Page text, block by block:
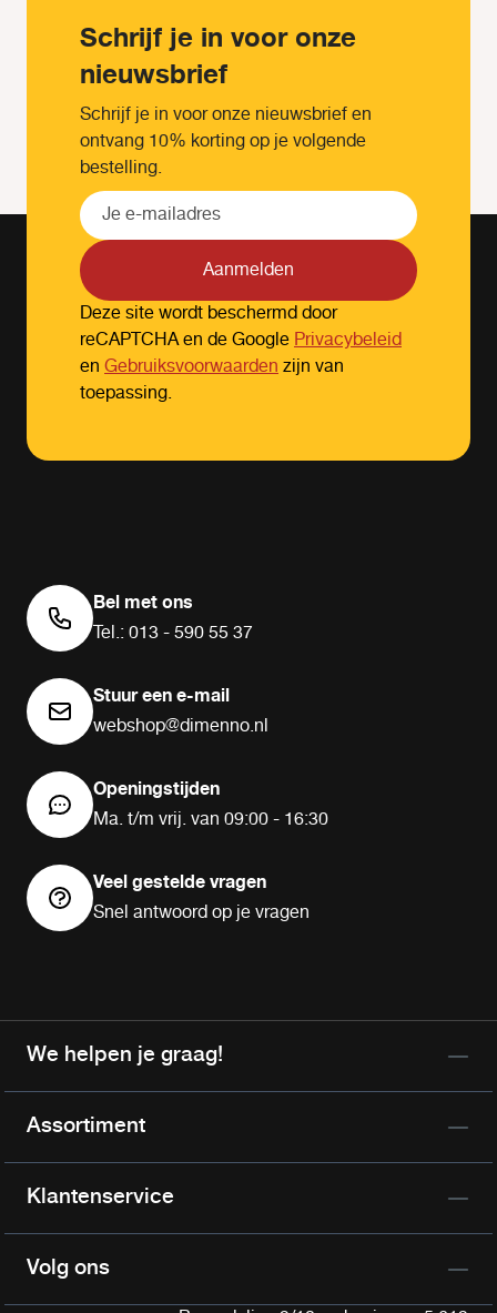
Schrijf je in voor onze
nieuwsbrief
Schrijf je in voor onze nieuwsbrief en
ontvang 10% korting op je volgende
bestelling.
Aanmelden
Deze site wordt beschermd door
reCAPTCHA en de GooglePrivacybeleid
en Gebruiksvoorwaardenzijn van
toepassing.
Bel met ons
Tel.: 013 - 590 55 37
Stuur een e-mail
webshop@dimenno.nl
Openingstijden
Ma. t/m vrij. van 09:00 - 16:30
Veel gestelde vragen
Snel antwoord op je vragen
We helpen je graag!
Assortiment
Klantenservice
Volg ons